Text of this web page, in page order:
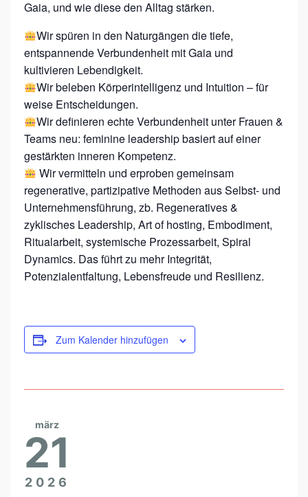
A
U
S
D
E
R
W
E
I
B
L
I
C
H
N
K
A
T
Gaia, und wie diese den Alltag stärken.
Wir spüren in den Naturgängen die tiefe,
entspannende Verbundenheit mit Gaia und
kultivieren Lebendigkeit.
Wir beleben Körperintelligenz und Intuition – für
weise Entscheidungen.
Wir definieren echte Verbundenheit unter Frauen &
Teams neu: feminine leadership basiert auf einer
gestärkten inneren Kompetenz.
Wir vermitteln und erproben gemeinsam
regenerative, partizipative Methoden aus Selbst- und
Unternehmensführung, zb. Regeneratives &
zyklisches Leadership, Art of hosting, Embodiment,
Ritualarbeit, systemische Prozessarbeit, Spiral
Dynamics. Das führt zu mehr Integrität,
Potenzialentfaltung, Lebensfreude und Resilienz.
Zum Kalender hinzufügen
märz
21
2026